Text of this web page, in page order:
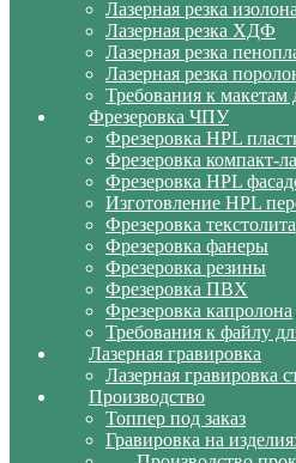
Лазерная резка изолона
Лазерная резка ХДФ
Лазерная резка
Лазерная резка
Требования к макетам
Фрезеровка ЧПУ
Фрезеровка HPL
Фрезеровка компакт-
Фрезеровка HPL
Изготовление HPL
Фрезеровка текстолита
Фрезеровка фанеры
Фрезеровка резины
Фрезеровка ПВХ
Фрезеровка капролона
Требования к файлу
Лазерная гравировка
Лазерная гравировка
Производство
Топпер под заказ
Гравировка на